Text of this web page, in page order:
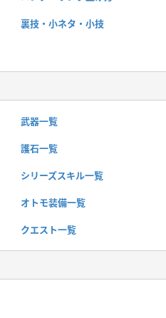
裏技・小ネタ・小技
武器一覧
護石一覧
シリーズスキル一覧
オトモ装備一覧
クエスト一覧